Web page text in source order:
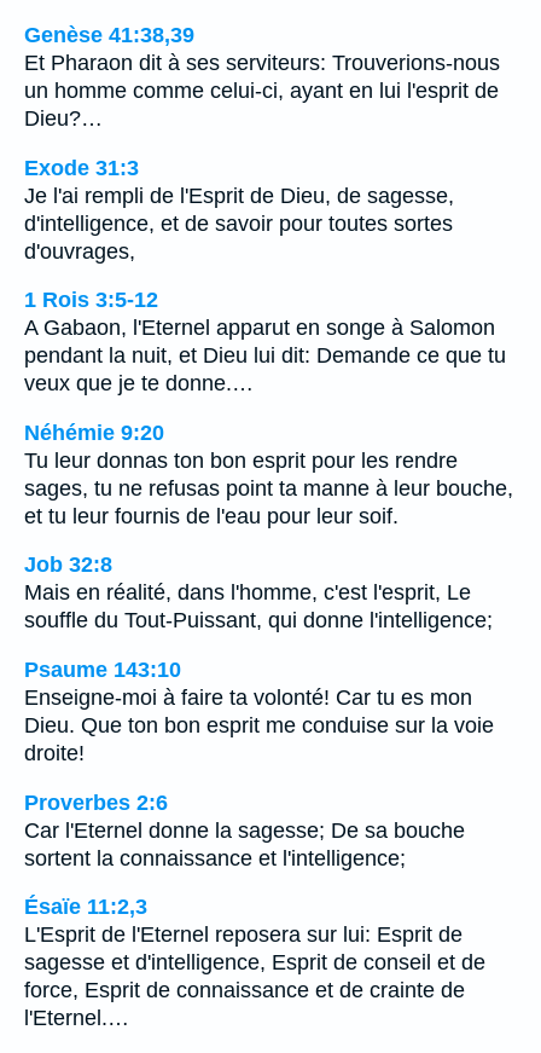
Genèse 41:38,39
Et Pharaon dit à ses serviteurs: Trouverions-nous
un homme comme celui-ci, ayant en lui l'esprit de
Dieu?…
Exode 31:3
Je l'ai rempli de l'Esprit de Dieu, de sagesse,
d'intelligence, et de savoir pour toutes sortes
d'ouvrages,
1 Rois 3:5-12
A Gabaon, l'Eternel apparut en songe à Salomon
pendant la nuit, et Dieu lui dit: Demande ce que tu
veux que je te donne.…
Néhémie 9:20
Tu leur donnas ton bon esprit pour les rendre
sages, tu ne refusas point ta manne à leur bouche,
et tu leur fournis de l'eau pour leur soif.
Job 32:8
Mais en réalité, dans l'homme, c'est l'esprit, Le
souffle du Tout-Puissant, qui donne l'intelligence;
Psaume 143:10
Enseigne-moi à faire ta volonté! Car tu es mon
Dieu. Que ton bon esprit me conduise sur la voie
droite!
Proverbes 2:6
Car l'Eternel donne la sagesse; De sa bouche
sortent la connaissance et l'intelligence;
Ésaïe 11:2,3
L'Esprit de l'Eternel reposera sur lui: Esprit de
sagesse et d'intelligence, Esprit de conseil et de
force, Esprit de connaissance et de crainte de
l'Eternel.…